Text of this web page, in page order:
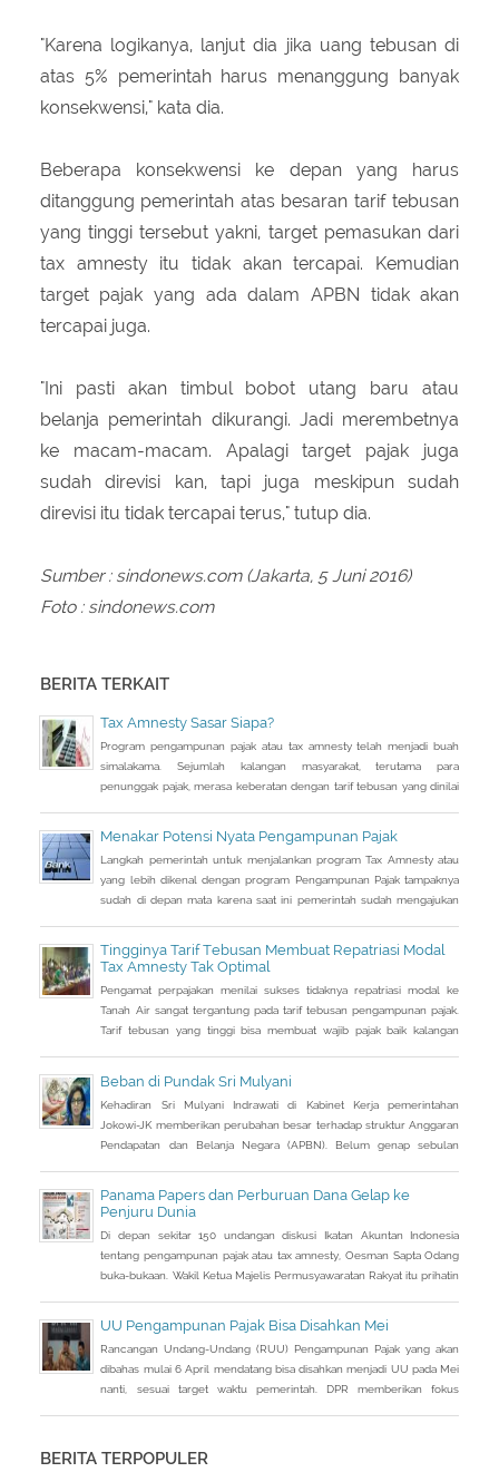
"Karena logikanya, lanjut dia jika uang tebusan di
atas 5% pemerintah harus menanggung banyak
konsekwensi," kata dia.
Beberapa konsekwensi ke depan yang harus
ditanggung pemerintah atas besaran tarif tebusan
yang tinggi tersebut yakni, target pemasukan dari
tax amnesty itu tidak akan tercapai. Kemudian
target pajak yang ada dalam APBN tidak akan
tercapai juga.
"Ini pasti akan timbul bobot utang baru atau
belanja pemerintah dikurangi. Jadi merembetnya
ke macam-macam. Apalagi target pajak juga
sudah direvisi kan, tapi juga meskipun sudah
direvisi itu tidak tercapai terus," tutup dia.
Sumber : sindonews.com (Jakarta, 5 Juni 2016)
Foto : sindonews.com
BERITA TERKAIT
Tax Amnesty Sasar Siapa?
Program pengampunan pajak atau tax amnesty telah menjadi buah
simalakama. Sejumlah kalangan masyarakat, terutama para
penunggak pajak, merasa keberatan dengan tarif tebusan yang dinilai
Menakar Potensi Nyata Pengampunan Pajak
Langkah pemerintah untuk menjalankan program Tax Amnesty atau
yang lebih dikenal dengan program Pengampunan Pajak tampaknya
sudah di depan mata karena saat ini pemerintah sudah mengajukan
disahkan di akhir bulan ini. Artinya program pengampunan pajak
tersebut dapat dijalankan
Tingginya Tarif Tebusan Membuat Repatriasi Modal
Tax Amnesty Tak Optimal
Pengamat perpajakan menilai sukses tidaknya repatriasi modal ke
Tanah Air sangat tergantung pada tarif tebusan pengampunan pajak.
Tarif tebusan yang tinggi bisa membuat wajib pajak baik kalangan
penanam modal,â€ tegas Pengamat Pajak Ronni Bako di Jakarta,
akhir pekan
Beban di Pundak Sri Mulyani
Kehadiran Sri Mulyani Indrawati di Kabinet Kerja pemerintahan
Jokowi-JK memberikan perubahan besar terhadap struktur Anggaran
Pendapatan dan Belanja Negara (APBN). Belum genap sebulan
Panama Papers dan Perburuan Dana Gelap ke
Penjuru Dunia
Di depan sekitar 150 undangan diskusi Ikatan Akuntan Indonesia
tentang pengampunan pajak atau tax amnesty, Oesman Sapta Odang
buka-bukaan. Wakil Ketua Majelis Permusyawaratan Rakyat itu prihatin
tengah lemahnya penerimaan pajak, banyak uang warga Indonesia
justru diparkir di
UU Pengampunan Pajak Bisa Disahkan Mei
Rancangan Undang-Undang (RUU) Pengampunan Pajak yang akan
dibahas mulai 6 April mendatang bisa disahkan menjadi UU pada Mei
nanti, sesuai target waktu pemerintah. DPR memberikan fokus
triliun dari target APBN 2016.
BERITA TERPOPULER